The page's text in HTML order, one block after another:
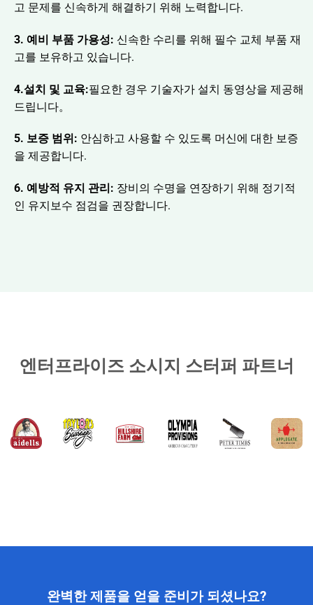
고 문제를 신속하게 해결하기 위해 노력합니다.
3. 예비 부품 가용성: 신속한 수리를 위해 필수 교체 부품 재
고를 보유하고 있습니다.
4.설치 및 교육:필요한 경우 기술자가 설치 동영상을 제공해
드립니다。
5. 보증 범위: 안심하고 사용할 수 있도록 머신에 대한 보증
을 제공합니다.
6. 예방적 유지 관리: 장비의 수명을 연장하기 위해 정기적
인 유지보수 점검을 권장합니다.
엔터프라이즈 소시지 스터퍼 파트너
완벽한 제품을 얻을 준비가 되셨나요?